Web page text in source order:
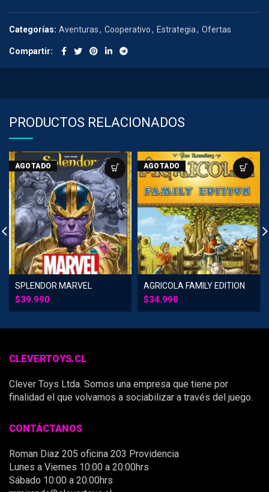
Categorías: Aventuras, Cooperativo, Estrategia, Ofertas
Compartir
PRODUCTOS RELACIONADOS
AGOTADO
SPLENDOR MARVEL
$39.990
AGOTADO
AGRICOLA FAMILY EDITION
$34.990
CLEVERTOYS.CL
Clever Toys Ltda. Somos una empresa que tiene por
finalidad el que volvamos a sociabilizar a través del juego.
CONTÁCTANOS
Roman Diaz 205 oficina 203 Providencia
Lunes a Viernes 10:00 a 20:00hrs
Sábado 10:00 a 20:00hrs